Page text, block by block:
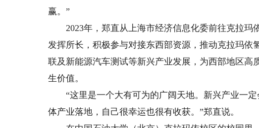
赢。”
2023年，郑直从上海市经济信息化委前往克拉玛
发挥所长，积极参与对接东西部资源，推动克拉玛依
联及新能源汽车测试等新兴产业发展，为西部地区高
生价值。
“这里是一个大有可为的广阔天地。新兴产业一定
体产业落地，自己很幸运也很有收获。”郑直说。